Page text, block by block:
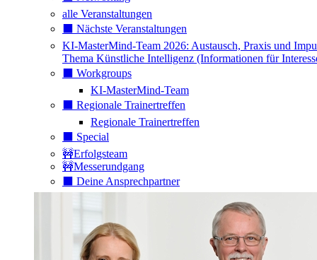
alle Veranstaltungen
⬛️ Nächste Veranstaltungen
KI-MasterMind-Team 2026: Austausch, Praxis und
Thema Künstliche Intelligenz (Informationen für
⬛️ Workgroups
KI-MasterMind-Team
⬛️ Regionale Trainertreffen
Regionale Trainertreffen
⬛️ Special
🚧Erfolgsteam
🚧Messerundgang
⬛️ Deine Ansprechpartner